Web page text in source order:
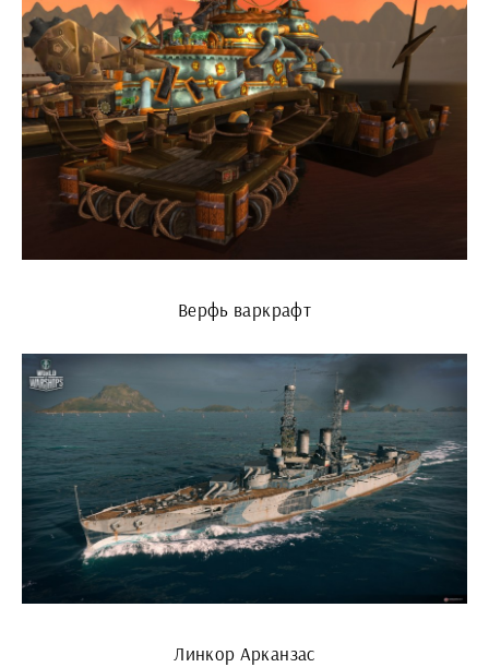
Верфь варкрафт
Линкор Арканзас